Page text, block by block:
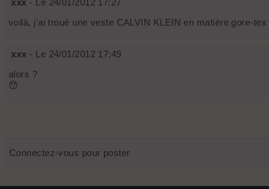
xxx - Le 24/01/2012 17:27
voilà, j'ai troué une veste CALVIN KLEIN en matière gore-
xxx - Le 24/01/2012 17:49
alors ?
😯
Connectez-vous pour poster